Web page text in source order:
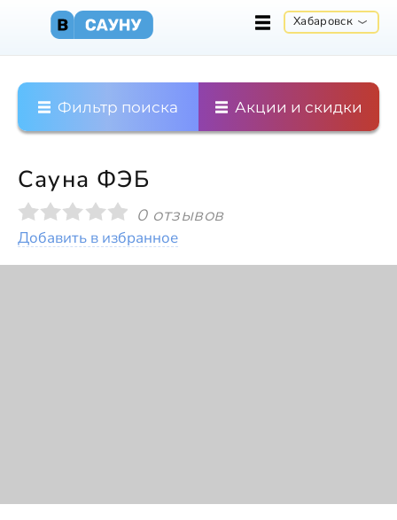
Хабаровск
Фильтр поиска Акции и скидки
Сауна ФЭБ
0 отзывов
Добавить в избранное